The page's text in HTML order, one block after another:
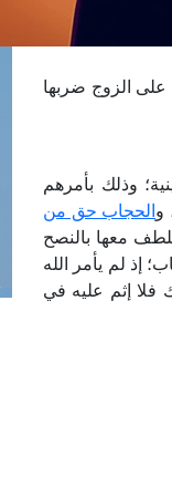
الزوج ضربها
وذلك بأمرهم
والحجاب حق من
معها بالنصح
إذ لم يأمر الله
فلا إثم عليه في